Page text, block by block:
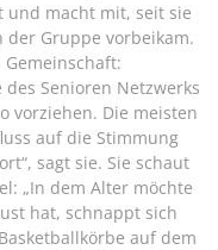
und macht mit, seit sie
der Gruppe vorbeikam.
Senioren Netzwerks
vorziehen. Die meisten
auf die Stimmung
sagt sie. Sie schaut
„In dem Alter möchte
hat, schnappt sich
auf dem